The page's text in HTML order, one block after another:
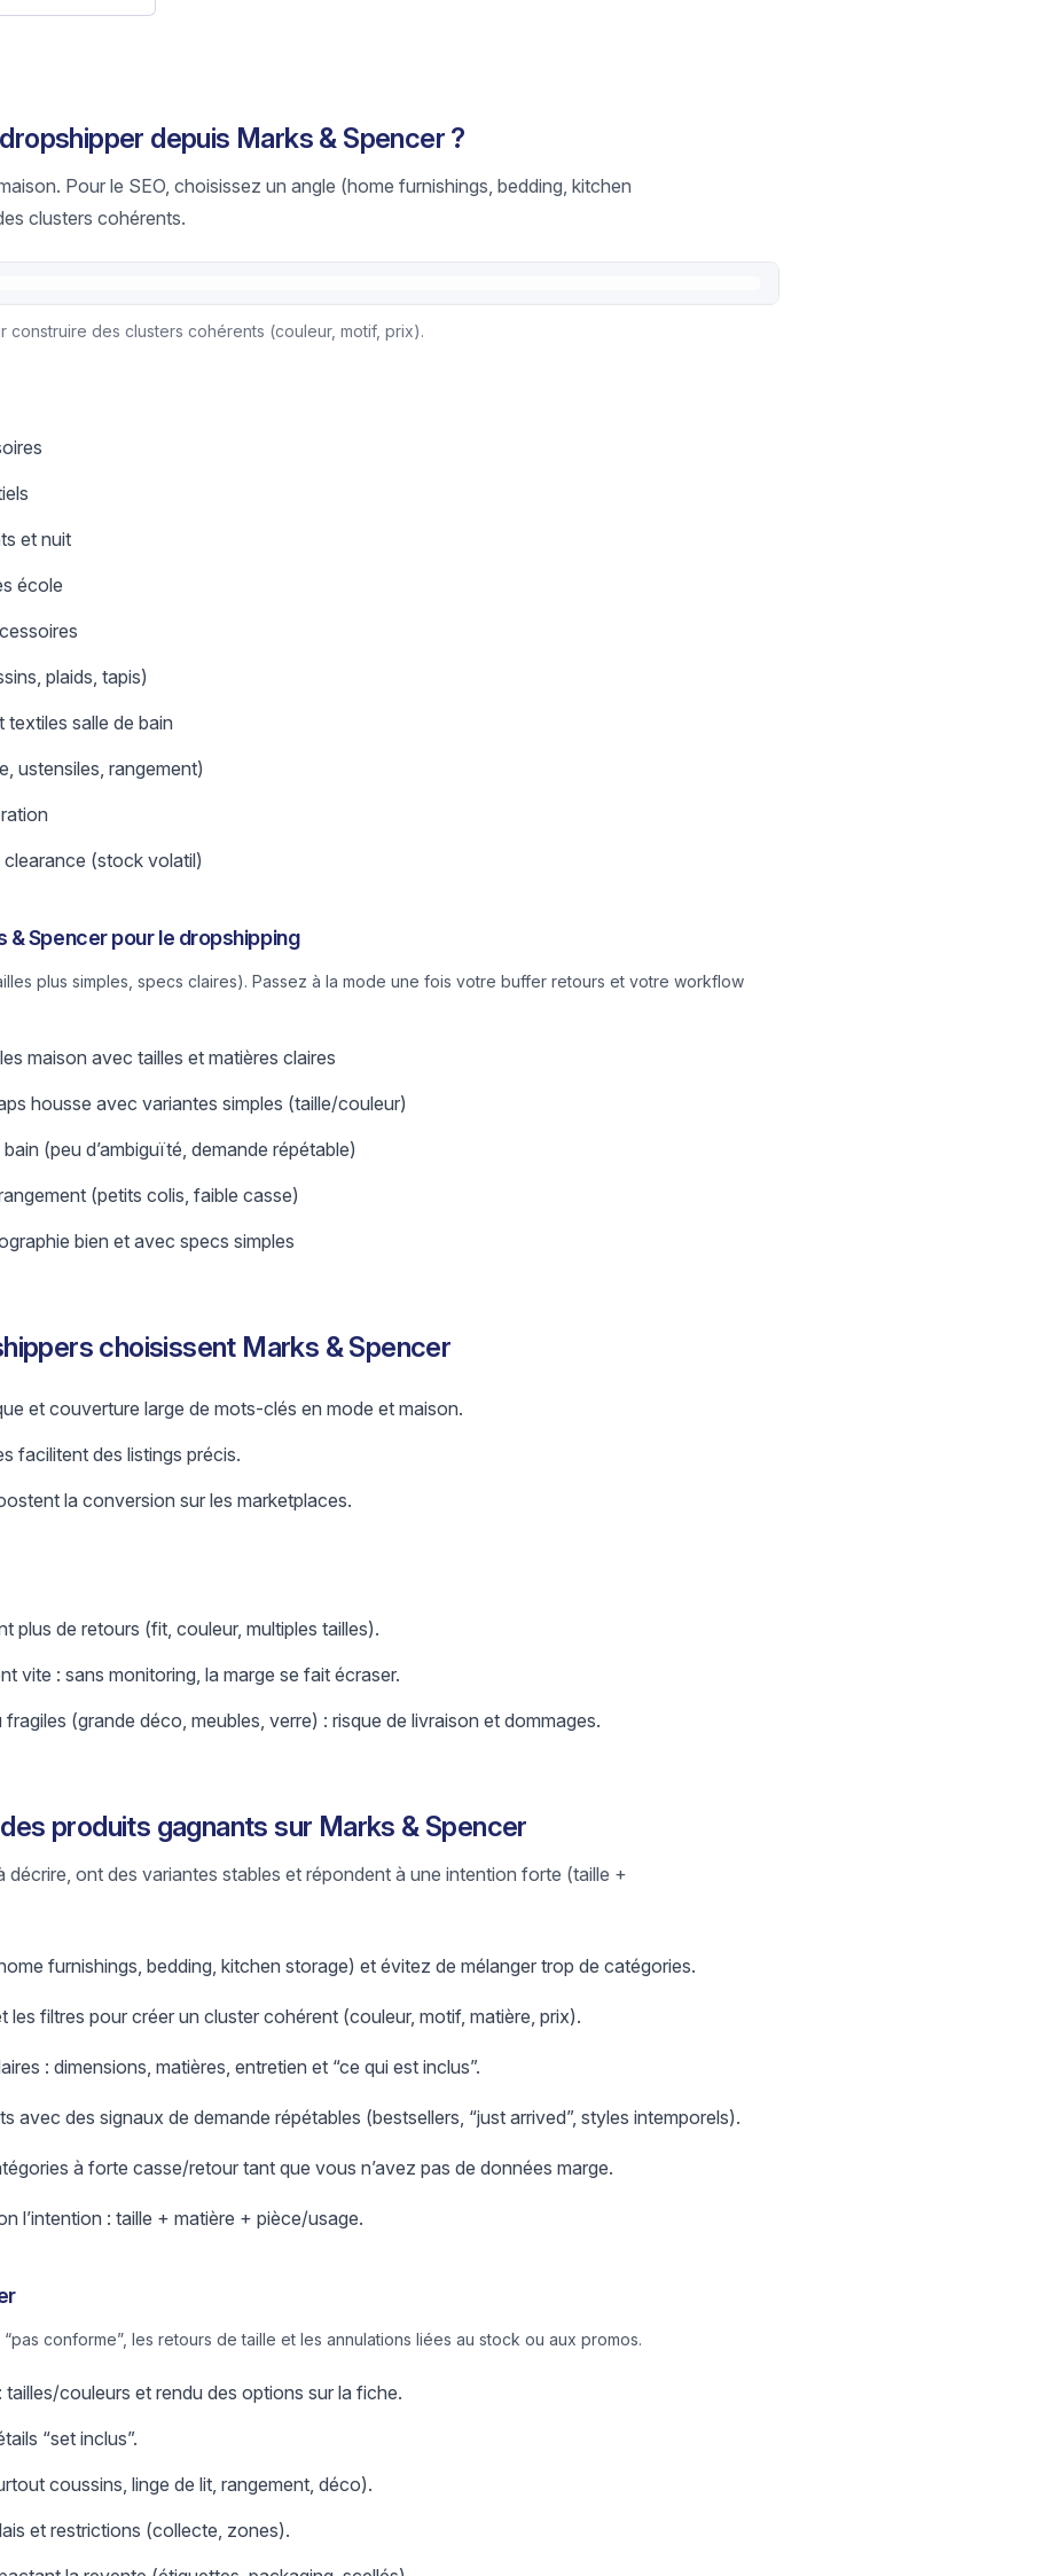
depuis Marks & Spencer ?
Pour le SEO, choisissez un angle (home furnishings, bedding, kitchen
clusters cohérents.
construire des clusters cohérents (couleur, motif, prix).
et nuit
école
plaids, tapis)
textiles salle de bain
ustensiles, rangement)
(stock volatil)
& Spencer pour le dropshipping
plus simples, specs claires). Passez à la mode une fois votre buffer retours et votre workflow
maison avec tailles et matières claires
housse avec variantes simples (taille/couleur)
(peu d’ambiguïté, demande répétable)
(petits colis, faible casse)
bien et avec specs simples
choisissent Marks & Spencer
et couverture large de mots-clés en mode et maison.
facilitent des listings précis.
la conversion sur les marketplaces.
plus de retours (fit, couleur, multiples tailles).
vite : sans monitoring, la marge se fait écraser.
(grande déco, meubles, verre) : risque de livraison et dommages.
produits gagnants sur Marks & Spencer
décrire, ont des variantes stables et répondent à une intention forte (taille +
furnishings, bedding, kitchen storage) et évitez de mélanger trop de catégories.
les filtres pour créer un cluster cohérent (couleur, motif, matière, prix).
: dimensions, matières, entretien et “ce qui est inclus”.
avec des signaux de demande répétables (bestsellers, “just arrived”, styles intemporels).
à forte casse/retour tant que vous n’avez pas de données marge.
l’intention : taille + matière + pièce/usage.
conforme”, les retours de taille et les annulations liées au stock ou aux promos.
tailles/couleurs et rendu des options sur la fiche.
“set inclus”.
coussins, linge de lit, rangement, déco).
et restrictions (collecte, zones).